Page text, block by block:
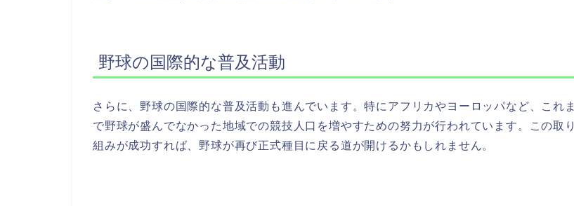
野球の国際的な普及活動
さらに、野球の国際的な普及活動も進んでいます。特にアフリカやヨーロッパなど、これま
で野球が盛んでなかった地域での競技人口を増やすための努力が行われています。この取り
組みが成功すれば、野球が再び正式種目に戻る道が開けるかもしれません。